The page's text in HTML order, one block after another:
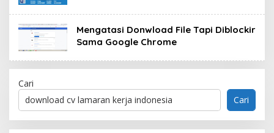
Mengatasi Donwload File Tapi Diblockir
Sama Google Chrome
Cari
Cari